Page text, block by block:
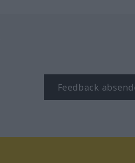
Feedback